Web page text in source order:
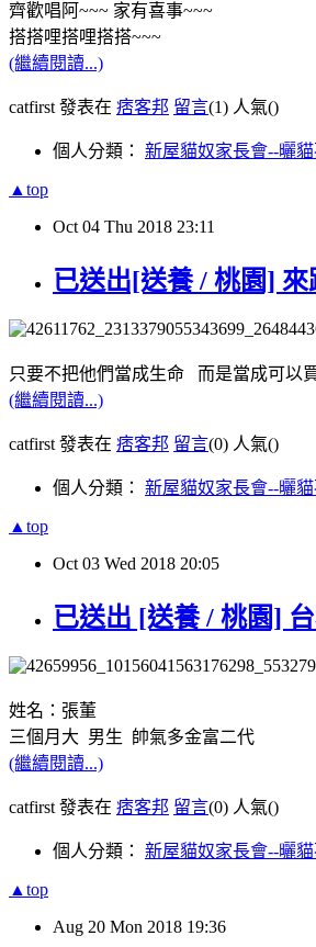
齊歡唱阿~~~ 家有喜事~~~
搭搭哩搭哩搭搭~~~
(繼續閱讀...)
catfirst 發表在 痞客邦 留言(1) 人氣()
個人分類： 新屋貓奴家長會--曬
▲top
Oct 04 Thu 2018 23:11
已送出[送養 / 桃園]
只要不把他們當成生命 而是當成可以
(繼續閱讀...)
catfirst 發表在 痞客邦 留言(0) 人氣()
個人分類： 新屋貓奴家長會--曬
▲top
Oct 03 Wed 2018 20:05
已送出 [送養 / 桃園]
姓名：張董
三個月大 男生 帥氣多金富二代
(繼續閱讀...)
catfirst 發表在 痞客邦 留言(0) 人氣()
個人分類： 新屋貓奴家長會--曬
▲top
Aug 20 Mon 2018 19:36